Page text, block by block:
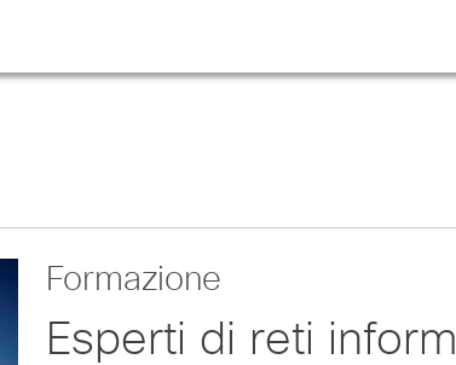
Formazione
Esperti di reti